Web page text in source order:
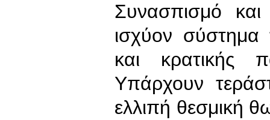
Συνασπισμό και
ισχύον σύστημα
και κρατικής
Υπάρχουν
ελλιπή θεσμική